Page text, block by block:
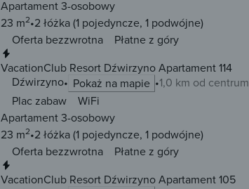
Apartament 3-osobowy
23 m2 2 łóżka(1 pojedyncze, 1 podwójne)
Oferta bezzwrotna
Płatne z góry
VacationClub Resort Dźwirzyno Apartament 114
Dźwirzyno
Pokaż na mapie 1,0 km od centrum
Plac zabaw
WiFi
Apartament 3-osobowy
23 m2 2 łóżka(1 pojedyncze, 1 podwójne)
Oferta bezzwrotna
Płatne z góry
VacationClub Resort Dźwirzyno Apartament 105